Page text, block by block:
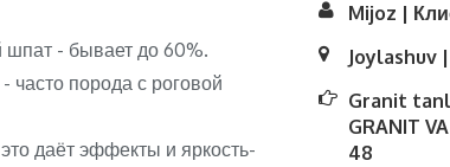
шпат - бывает до 60%.
часто порода с роговой
даёт эффекты и яркость-
Mijoz |
Joylashuv
Granit
GRANIT
48